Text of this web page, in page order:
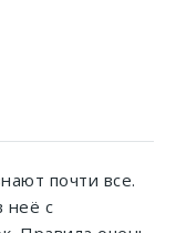
почти все.
неё с